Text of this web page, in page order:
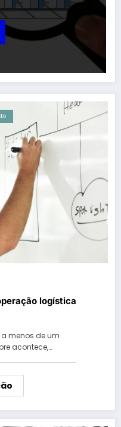
logística
menos de um
acontece,…